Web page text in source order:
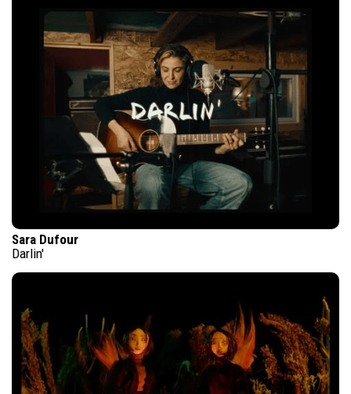
Sara Dufour
Darlin'